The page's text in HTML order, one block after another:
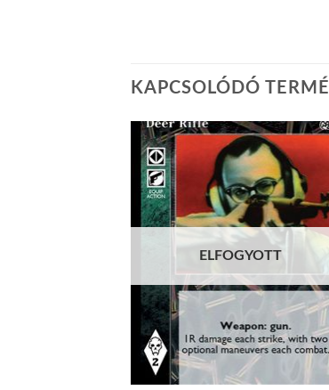
KAPCSOLÓDÓ
Add
ELFOGYOTT